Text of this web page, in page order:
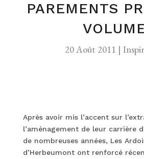
PAREMENTS
20 Août 2011 |
Après avoir mis l’accent sur
l’aménagement de leur carrière
de nombreuses années, Les
d’Herbeumont ont renforcé